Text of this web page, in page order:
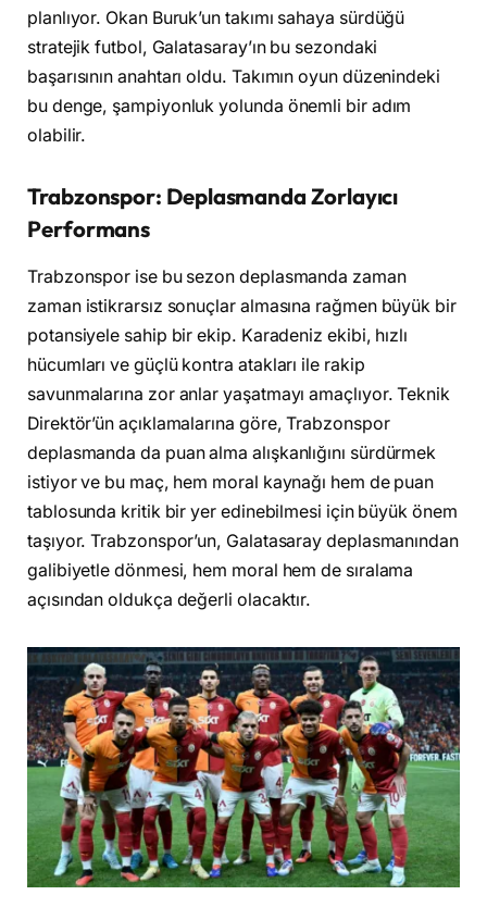
planlıyor. Okan Buruk’un takımı sahaya sürdüğü
stratejik futbol, Galatasaray’ın bu sezondaki
başarısının anahtarı oldu. Takımın oyun düzenindeki
bu denge, şampiyonluk yolunda önemli bir adım
olabilir.
Trabzonspor: Deplasmanda Zorlayıcı
Performans
Trabzonspor ise bu sezon deplasmanda zaman
zaman istikrarsız sonuçlar almasına rağmen büyük bir
potansiyele sahip bir ekip. Karadeniz ekibi, hızlı
hücumları ve güçlü kontra atakları ile rakip
savunmalarına zor anlar yaşatmayı amaçlıyor. Teknik
Direktör’ün açıklamalarına göre, Trabzonspor
deplasmanda da puan alma alışkanlığını sürdürmek
istiyor ve bu maç, hem moral kaynağı hem de puan
tablosunda kritik bir yer edinebilmesi için büyük önem
taşıyor. Trabzonspor’un, Galatasaray deplasmanından
galibiyetle dönmesi, hem moral hem de sıralama
açısından oldukça değerli olacaktır.